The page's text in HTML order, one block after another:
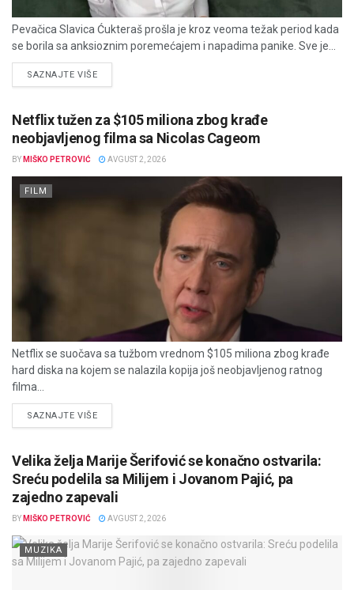
Pevačica Slavica Ćukteraš prošla je kroz veoma težak period kada
se borila sa anksioznim poremećajem i napadima panike. Sve je...
SAZNAJTE VIŠEDETAILS
Netflix tužen za $105 miliona zbog krađe
neobjavljenog filma sa Nicolas Cageom
BY MIŠKO PETROVIĆ AVGUST 2, 2026
FILM
Netflix se suočava sa tužbom vrednom $105 miliona zbog krađe
hard diska na kojem se nalazila kopija još neobjavljenog ratnog
filma...
SAZNAJTE VIŠEDETAILS
Velika želja Marije Šerifović se konačno ostvarila:
Sreću podelila sa Milijem i Jovanom Pajić, pa
zajedno zapevali
BY MIŠKO PETROVIĆ AVGUST 2, 2026
MUZIKA